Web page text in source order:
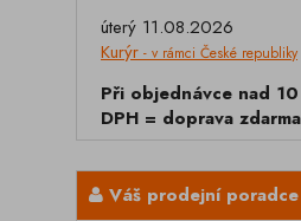
úterý 11.08.2026
Kurýr - v rámci České republiky
Při objednávce nad
DPH = doprava
Váš prodejní poradce